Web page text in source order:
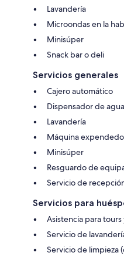
Lavandería
Microondas en la
Minisúper
Snack bar o deli
Servicios generales
Cajero automático
Dispensador de agua
Lavandería
Máquina
Minisúper
Resguardo de
Servicio de
Servicios para
Asistencia para
Servicio de
Servicio de limpieza